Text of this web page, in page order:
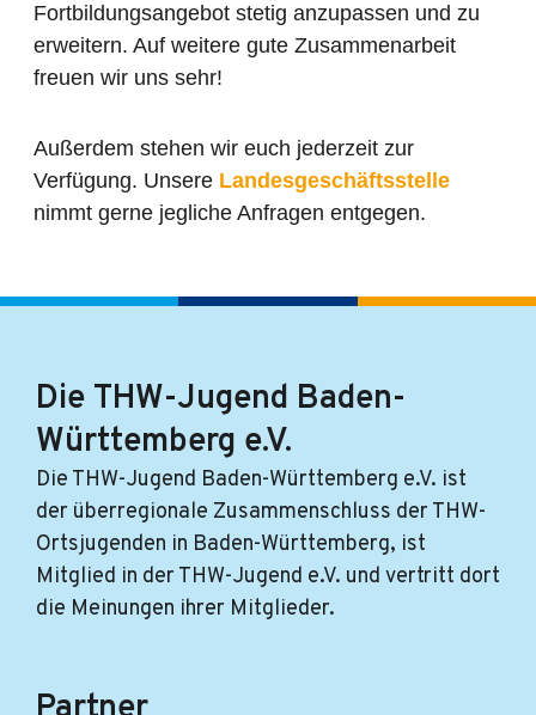
Fortbildungsangebot stetig anzupassen und zu
erweitern. Auf weitere gute Zusammenarbeit
freuen wir uns sehr!
Außerdem stehen wir euch jederzeit zur
Verfügung. Unsere Landesgeschäftsstelle
nimmt gerne jegliche Anfragen entgegen.
Die THW-Jugend Baden-
Württemberg e.V.
Die THW-Jugend Baden-Württemberg e.V. ist
der überregionale Zusammenschluss der THW-
Ortsjugenden in Baden-Württemberg, ist
Mitglied in der THW-Jugend e.V. und vertritt dort
die Meinungen ihrer Mitglieder.